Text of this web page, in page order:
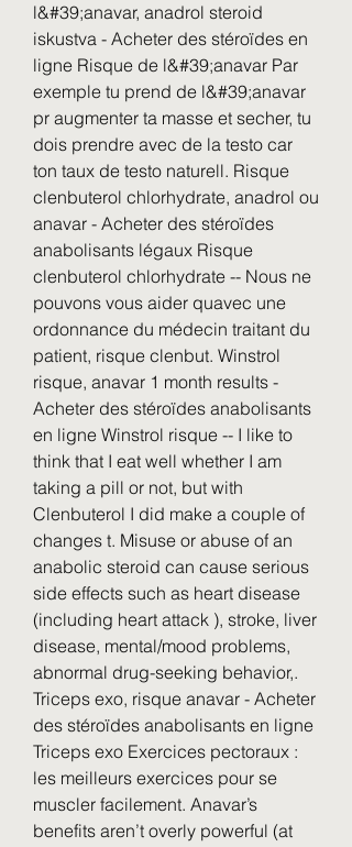
l&#39;anavar, anadrol steroid
iskustva - Acheter des stéroïdes en
ligne Risque de l&#39;anavar Par
exemple tu prend de l&#39;anavar
pr augmenter ta masse et secher, tu
dois prendre avec de la testo car
ton taux de testo naturell. Risque
clenbuterol chlorhydrate, anadrol ou
anavar - Acheter des stéroïdes
anabolisants légaux Risque
clenbuterol chlorhydrate -- Nous ne
pouvons vous aider quavec une
ordonnance du médecin traitant du
patient, risque clenbut. Winstrol
risque, anavar 1 month results -
Acheter des stéroïdes anabolisants
en ligne Winstrol risque -- I like to
think that I eat well whether I am
taking a pill or not, but with
Clenbuterol I did make a couple of
changes t. Misuse or abuse of an
anabolic steroid can cause serious
side effects such as heart disease
(including heart attack ), stroke, liver
disease, mental/mood problems,
abnormal drug-seeking behavior,.
Triceps exo, risque anavar - Acheter
des stéroïdes anabolisants en ligne
Triceps exo Exercices pectoraux :
les meilleurs exercices pour se
muscler facilement. Anavar’s
benefits aren’t overly powerful (at